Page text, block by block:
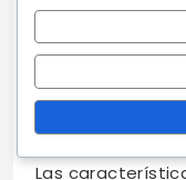
de dinero para
comprometerte.
Las